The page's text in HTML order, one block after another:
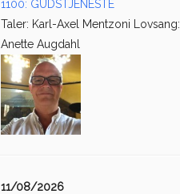
1100: GUDSTJENESTE
Taler: Karl-Axel Mentzoni Lovsang:
Anette Augdahl
11/08/2026